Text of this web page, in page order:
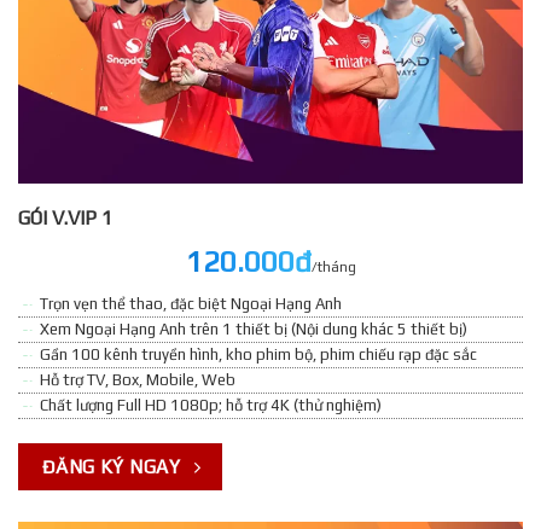
GÓI V.VIP 1
120.000đ/tháng
Trọn vẹn thể thao, đặc biệt Ngoại Hạng Anh
Xem Ngoại Hạng Anh trên 1 thiết bị (Nội dung khác 5 thiết bị)
Gần 100 kênh truyền hình, kho phim bộ, phim chiếu rạp đặc sắc
Hỗ trợ TV, Box, Mobile, Web
Chất lượng Full HD 1080p; hỗ trợ 4K (thử nghiệm)
ĐĂNG KÝ NGAY